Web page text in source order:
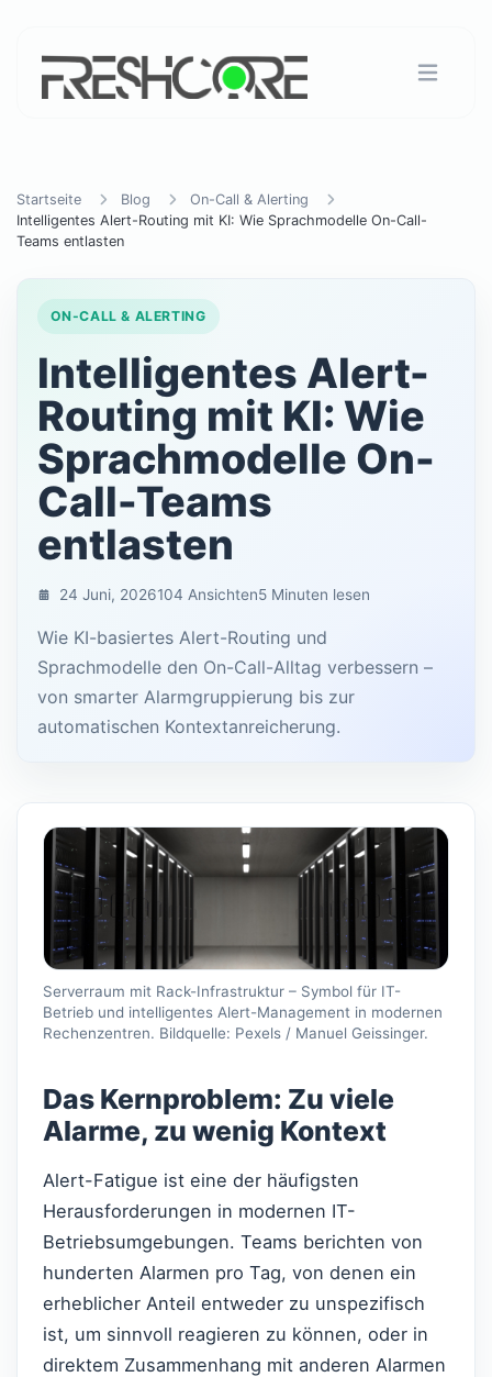
Startseite Blog
On-Call & Alerting
Intelligentes Alert-Routing mit KI: Wie Sprachmodelle On-Call-
Teams entlasten
ON-CALL & ALERTING
Intelligentes Alert-
Routing mit KI: Wie
Sprachmodelle On-
Call-Teams
entlasten
24 Juni, 2026104 Ansichten5 Minuten lesen
Wie KI-basiertes Alert-Routing und
Sprachmodelle den On-Call-Alltag verbessern –
von smarter Alarmgruppierung bis zur
automatischen Kontextanreicherung.
Serverraum mit Rack-Infrastruktur – Symbol für IT-
Betrieb und intelligentes Alert-Management in modernen
Rechenzentren. Bildquelle: Pexels / Manuel Geissinger.
Das Kernproblem: Zu viele
Alarme, zu wenig Kontext
Alert-Fatigue ist eine der häufigsten
Herausforderungen in modernen IT-
Betriebsumgebungen. Teams berichten von
hunderten Alarmen pro Tag, von denen ein
erheblicher Anteil entweder zu unspezifisch
ist, um sinnvoll reagieren zu können, oder in
direktem Zusammenhang mit anderen Alarmen